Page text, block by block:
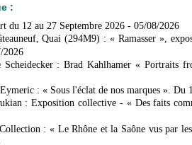
:
du 12 au 27 Septembre 2026 - 05/08/2026
Quai (294M9) : « Ramasser »,
2026
Scheidecker : Brad Kahlhamer « Portraits
: « Sous l'éclat de nos marques ». Du
: Exposition collective - « Des faits
: « Le Rhône et la Saône vus par